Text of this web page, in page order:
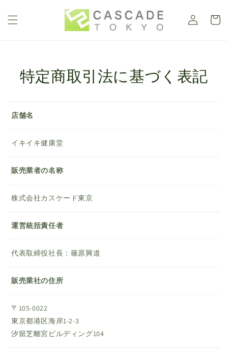
進む
グ
イ
ー
特定商取引法に基づく表記
店舗名
イキイキ健康堂
販売業者の名称
株式会社カスケード東京
運営統括責任者
代表取締役社長：篠原興道
販売業社の住所
〒105-0022
東京都港区海岸1-2-3
汐留芝離宮ビルディング104